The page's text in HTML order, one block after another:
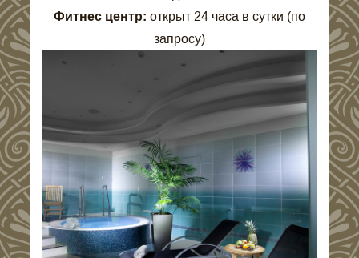
Фитнес центр: открыт 24 часа в сутки (по
запросу)